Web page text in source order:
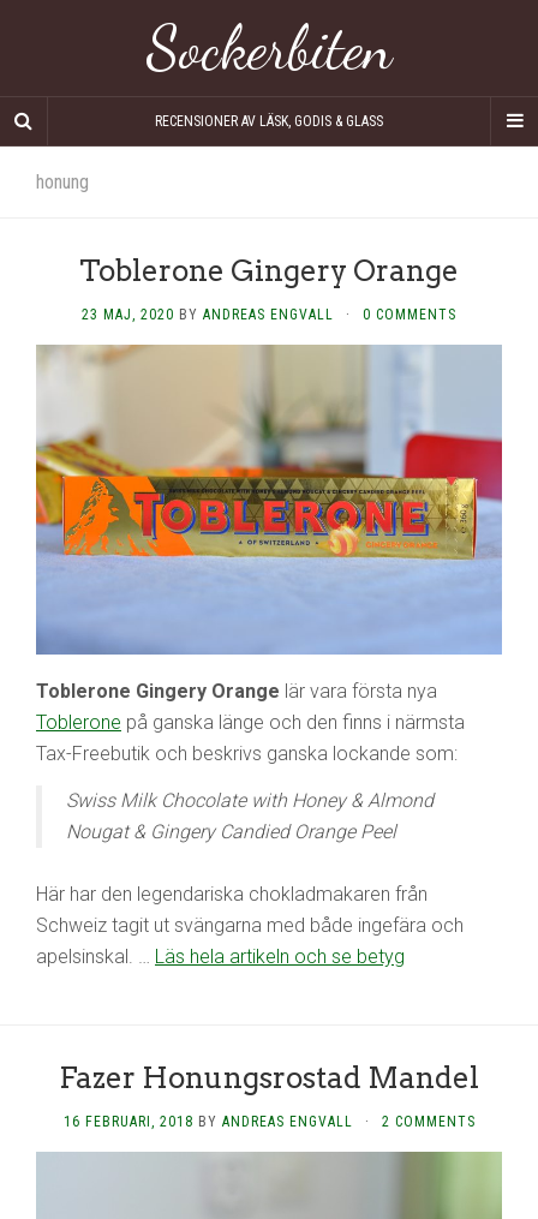
Sockerbiten
RECENSIONER AV LÄSK, GODIS & GLASS
honung
Toblerone Gingery Orange
23 MAJ, 2020 BY ANDREAS ENGVALL · 0 COMMENTS
Toblerone Gingery Orange lär vara första nya
Toblerone på ganska länge och den finns i närmsta
Tax-Freebutik och beskrivs ganska lockande som:
Swiss Milk Chocolate with Honey & Almond
Nougat & Gingery Candied Orange Peel
Här har den legendariska chokladmakaren från
Schweiz tagit ut svängarna med både ingefära och
apelsinskal. … Läs hela artikeln och se betyg
Fazer Honungsrostad Mandel
16 FEBRUARI, 2018 BY ANDREAS ENGVALL · 2 COMMENTS